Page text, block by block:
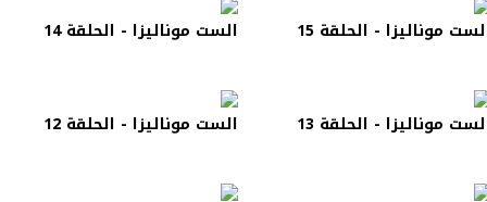
موناليزا - الحلقة 15 الست موناليزا - الحلقة 14
موناليزا - الحلقة 13 الست موناليزا - الحلقة 12